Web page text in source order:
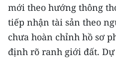
mới theo hướng thông
tiếp nhận tài sản theo
chưa hoàn chỉnh hồ sơ
định rõ ranh giới đất.